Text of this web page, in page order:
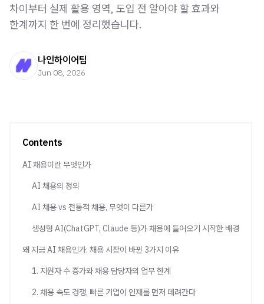
차이부터 실제 활용 영역, 도입 전 알아야 할 효과와
한계까지 한 번에 정리했습니다.
나인하이어팀
Jun 08, 2026
Contents
AI 채용이란 무엇인가
AI 채용의 정의
AI 채용 vs 전통적 채용, 무엇이 다른가
생성형 AI(ChatGPT, Claude 등)가 채용에 들어오기 시작한 배경
왜 지금 AI 채용인가: 채용 시장이 바뀐 3가지 이유
1. 지원자 수 증가와 채용 담당자의 업무 한계
2. 채용 속도 경쟁, 빠른 기업이 인재를 먼저 데려간다